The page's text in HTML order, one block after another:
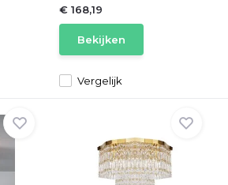
Vergelijk
€ 168,19
Bekijken